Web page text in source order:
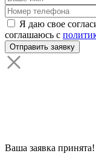
Я даю свое
соглашаюсь с
Ваша заявка принята!